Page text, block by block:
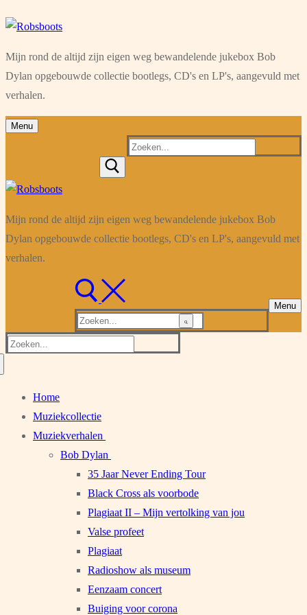
Ga
de
inhoud
Menu
Sluiten
Mijn rond de altijd zijn eigen weg bewandelende jukebox Bob
Dylan opgebouwde collectie bootlegs, CD's en LP's, aangevuld met
verhalen.
Menu
Zoeken
Mijn rond de altijd zijn eigen weg bewandelende jukebox Bob
Dylan opgebouwde collectie bootlegs, CD's en LP's, aangevuld met
verhalen.
Zoeken
naar:
Menu
Zoeken
Home
Muziekcollectie
Muziekverhalen
Bob Dylan
35 Jaar Never Ending Tour
Black Cross als voorbode
Plagiaat II – Mijn vertolking van jou
Valse profeet
Plagiaat
Radioshow als museum
Eenzaam concert
Buiging voor corona